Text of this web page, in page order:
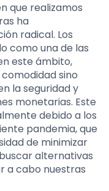
que realizamos
ha
radical. Los
como una de las
este ámbito,
sino
la seguridad y
monetarias. Este
debido a los
pandemia, que
de minimizar
alternativas
a cabo nuestras